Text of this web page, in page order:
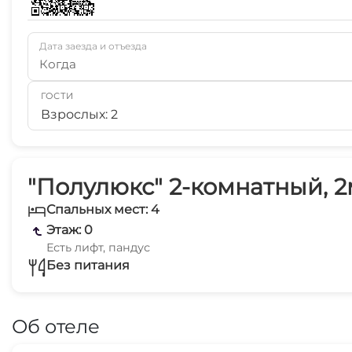
"Полулюкс" 2-комнатный,
Спальных мест: 4
Этаж: 0
Есть лифт, пандус
Без питания
Об отеле
Дата заезда и отъезда
Когда
ГОСТИ
Взрослых: 2